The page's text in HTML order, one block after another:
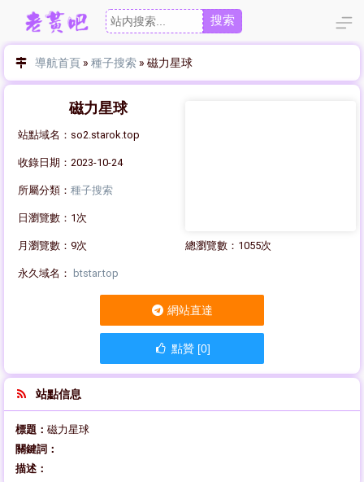
搜索
導航首頁 » 種子搜索 » 磁力星球
磁力星球
站點域名：so2.starok.top
收錄日期：2023-10-24
所屬分類： 種子搜索
日瀏覽數：1次
月瀏覽數：9次 總瀏覽數：1055次
永久域名： btstar.top
網站直達
點贊 [0]
站點信息
標題： 磁力星球
關鍵詞：
描述：